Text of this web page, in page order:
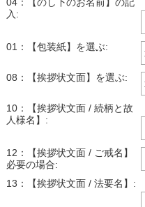
04：【のし下のお名前】の記
入:
01：【包装紙】を選ぶ:
08：【挨拶状文面】を選ぶ:
10：【挨拶状文面 / 続柄と故
人様名】:
12：【挨拶状文面 / ご戒名】
必要の場合:
13：【挨拶状文面 / 法要名】: